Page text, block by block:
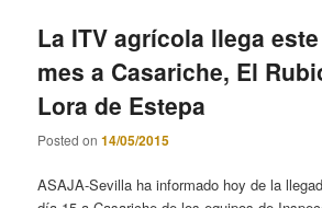
La ITV agrícola llega este
mes a Casariche, El
Lora de Estepa
Posted on14/05/2015
ASAJA-Sevilla ha informado hoy de la